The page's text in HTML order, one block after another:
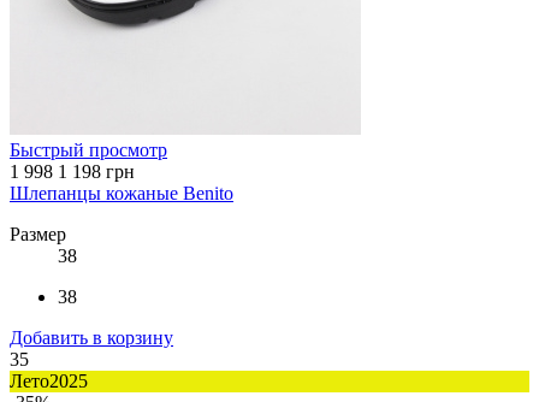
Быстрый просмотр
1 998 1 198 грн
Шлепанцы кожаные Benito
Размер
38
38
Добавить в корзину
35
Лето2025